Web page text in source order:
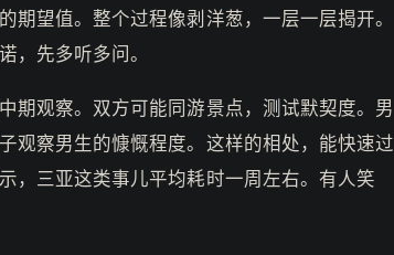
期望值。整个过程像剥洋葱，一层一层揭开。
，先多听多问。
期观察。双方可能同游景点，测试默契度。男
观察男生的慷慨程度。这样的相处，能快速过
，三亚这类事儿平均耗时一周左右。有人笑